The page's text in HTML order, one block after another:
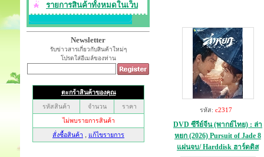
รายการสินค้าทั้งหมดในเว็บ
Newsletter
รับข่าวสารเกี่ยวกับสินค้าใหม่ๆ
โปรดใส่อีเมล์ของท่าน
รหัส: c2317
DVD ซีรีย์จีน (พากย์ไทย) : ล่า
หยก (2026) Pursuit of Jade 8
แผ่นจบ/ Harddisk ฮาร์ดดิส